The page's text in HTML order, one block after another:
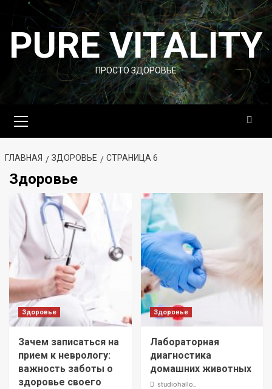
Перейти
содержимому
PURE VITALITY
ПРОСТО ЗДОРОВЬЕ
меню
ГЛАВНАЯ ЗДОРОВЬЕ СТРАНИЦА 6
Здоровье
Здоровье
Зачем записаться на
прием к неврологу:
важность заботы о
здоровье своего
Здоровье
Лабораторная
диагностика
домашних животных
studiohallo_